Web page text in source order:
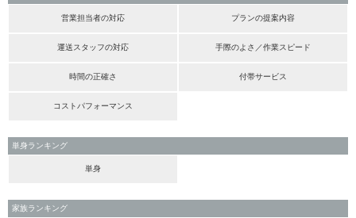
営業担当者の対応 プランの提案内容
運送スタッフの対応 手際のよさ／作業スピード
時間の正確さ 付帯サービス
コストパフォーマンス
単身ランキング
単身
家族ランキング